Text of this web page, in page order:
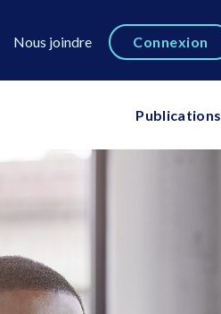
Nous joindre Connexion
Publications